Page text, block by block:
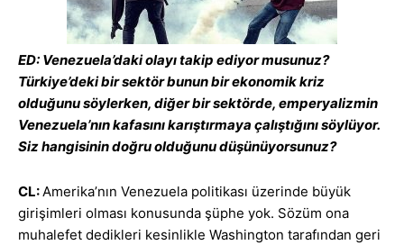
ED: Venezuela’daki olayı takip ediyor musunuz?
Türkiye’deki bir sektör bunun bir ekonomik kriz
olduğunu söylerken, diğer bir sektörde, emperyalizmin
Venezuela’nın kafasını karıştırmaya çalıştığını söylüyor.
Siz hangisinin doğru olduğunu düşünüyorsunuz?
CL:Amerika’nın Venezuela politikası üzerinde büyük
girişimleri olması konusunda şüphe yok. Sözüm ona
muhalefet dedikleri kesinlikle Washington tarafından geri